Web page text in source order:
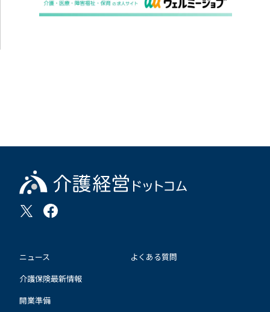
ニュース
介護保険最新情報
開業準備
よくある質問